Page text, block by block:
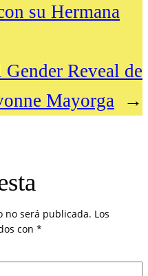
su Hermana
Gender Reveal de
Mayorga
→
no será publicada. Los
con *